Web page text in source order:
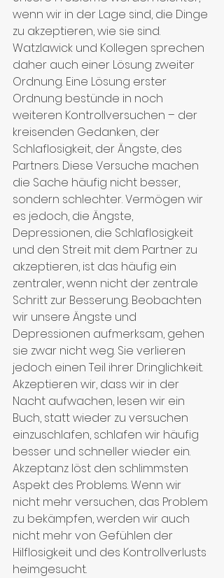
wenn wir in der Lage sind, die Dinge
zu akzeptieren, wie sie sind.
Watzlawick und Kollegen sprechen
daher auch einer Lösung zweiter
Ordnung. Eine Lösung erster
Ordnung bestünde in noch
weiteren Kontrollversuchen – der
kreisenden Gedanken, der
Schlaflosigkeit, der Ängste, des
Partners. Diese Versuche machen
die Sache häufig nicht besser,
sondern schlechter. Vermögen wir
es jedoch, die Ängste,
Depressionen, die Schlaflosigkeit
und den Streit mit dem Partner zu
akzeptieren, ist das häufig ein
zentraler, wenn nicht der zentrale
Schritt zur Besserung. Beobachten
wir unsere Ängste und
Depressionen aufmerksam, gehen
sie zwar nicht weg. Sie verlieren
jedoch einen Teil ihrer Dringlichkeit.
Akzeptieren wir, dass wir in der
Nacht aufwachen, lesen wir ein
Buch, statt wieder zu versuchen
einzuschlafen, schlafen wir häufig
besser und schneller wieder ein.
Akzeptanz löst den schlimmsten
Aspekt des Problems. Wenn wir
nicht mehr versuchen, das Problem
zu bekämpfen, werden wir auch
nicht mehr von Gefühlen der
Hilflosigkeit und des Kontrollverlusts
heimgesucht.